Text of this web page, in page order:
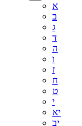
א
ב
ג
ד
ה
ו
ז
ח
ט
י
יא
יב